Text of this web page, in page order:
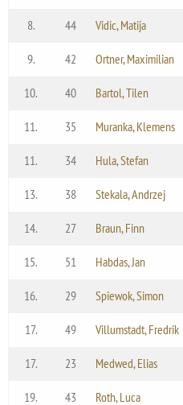
8. 44 Vidic, Matija
9. 42 Ortner, Maximilian
10. 40 Bartol, Tilen
11. 35 Muranka, Klemens
11. 34 Hula, Stefan
13. 38 Stekala, Andrzej
14. 27 Braun, Finn
15. 51 Habdas, Jan
16. 29 Spiewok, Simon
17. 49 Villumstadt, Fredrik
17. 23 Medwed, Elias
19. 43 Roth, Luca